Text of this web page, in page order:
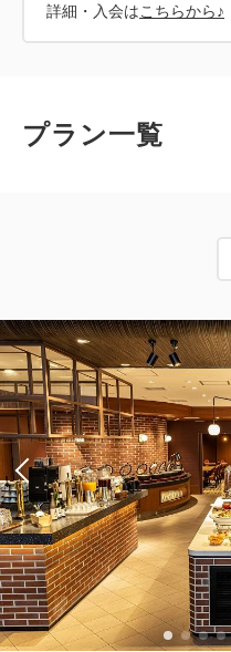
詳細・入会はこちらから♪
プラン一覧